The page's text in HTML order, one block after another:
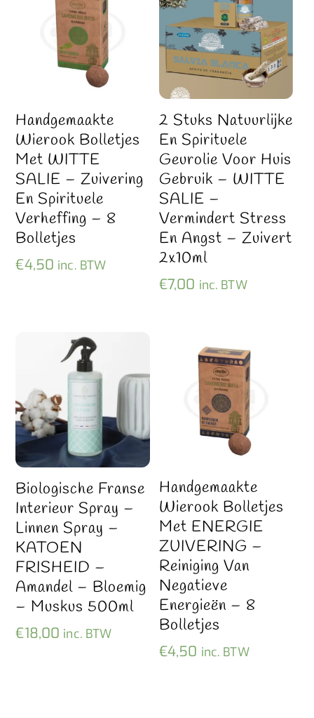
Handgemaakte
Wierook Bolletjes
Met WITTE
SALIE – Zuivering
En Spirituele
Verheffing – 8
Bolletjes
€4,50 inc. BTW
2 Stuks Natuurlijke
En Spirituele
Geurolie Voor Huis
Gebruik – WITTE
SALIE –
Vermindert Stress
En Angst – Zuivert
2x10ml
€7,00 inc. BTW
Biologische Franse
Interieur Spray –
Linnen Spray –
KATOEN
FRISHEID –
Amandel – Bloemig
– Muskus 500ml
€18,00 inc. BTW
Handgemaakte
Wierook Bolletjes
Met ENERGIE
ZUIVERING –
Reiniging Van
Negatieve
Energieën – 8
Bolletjes
€4,50 inc. BTW